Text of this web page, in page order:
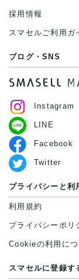
採用情報
スマセルご利用ガ
ブログ・SNS
Instagram
LINE
Facebook
Twitter
プライバシーと利
利用規約
プライバシーポリ
Cookieの利用につ
スマセルに登録す